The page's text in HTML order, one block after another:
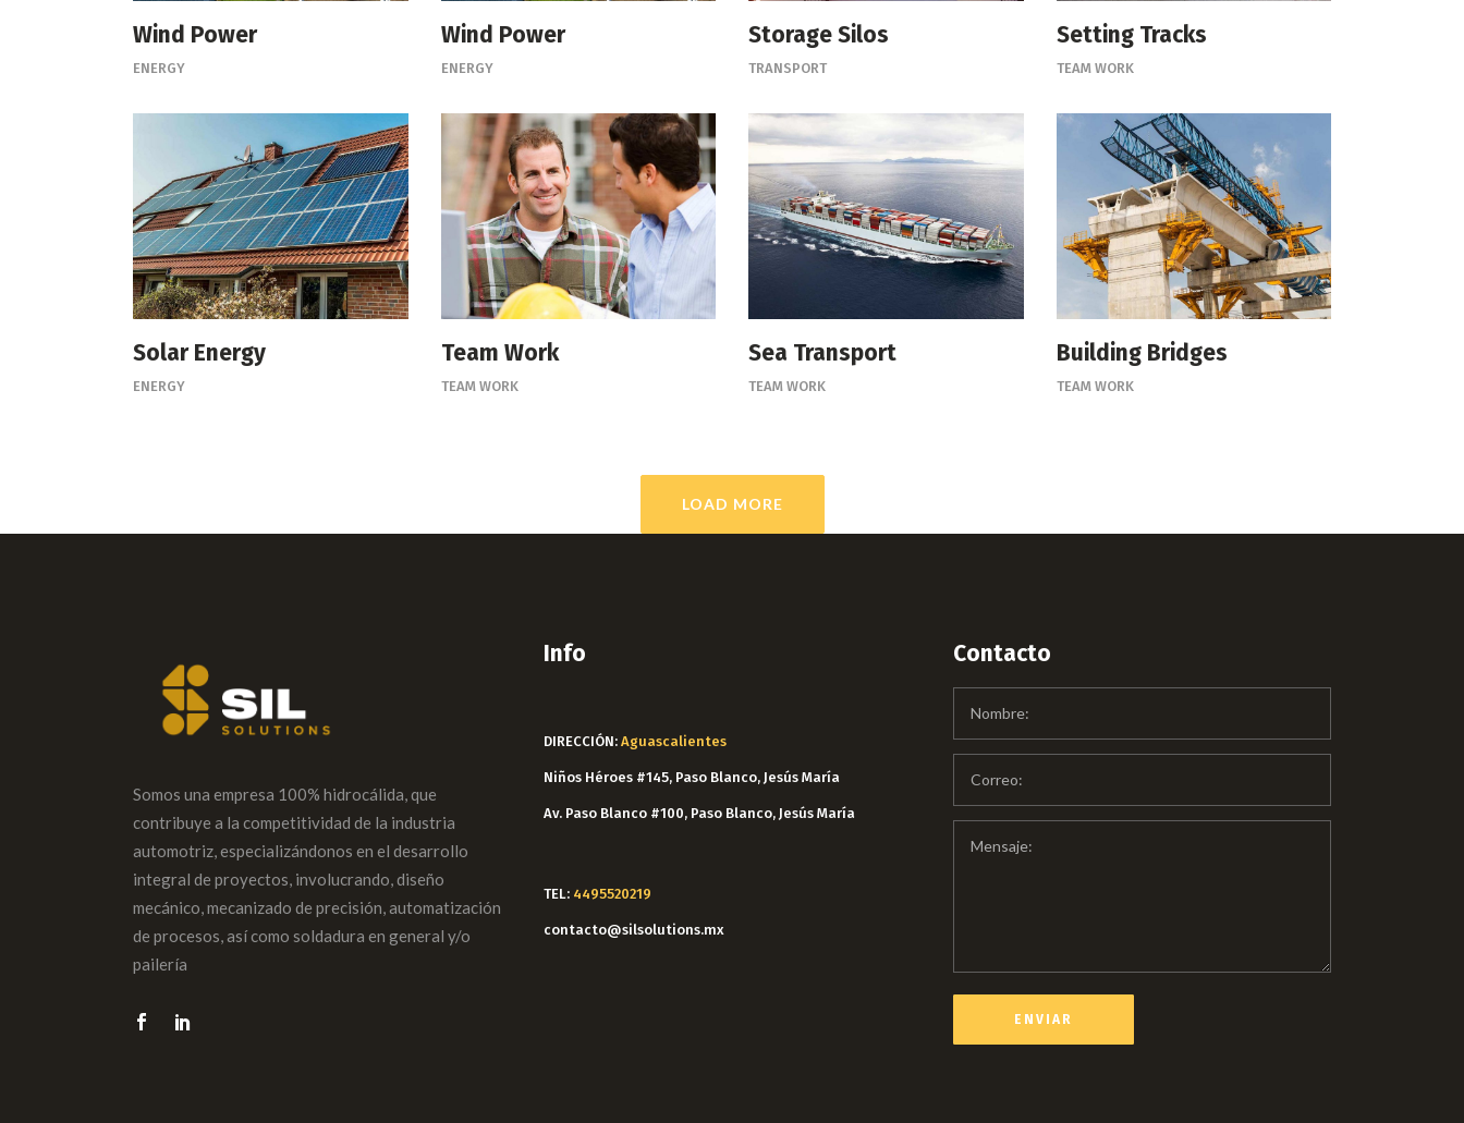
Wind Power
ENERGY
Wind Power
ENERGY
Storage Silos
TRANSPORT
Setting Tracks
TEAM WORK
Solar Energy
ENERGY
Team Work
TEAM WORK
Sea Transport
TEAM WORK
Building Bridges
TEAM WORK
LOAD MORE
Somos una empresa 100% hidrocálida, que
contribuye a la competitividad de la industria
automotriz, especializándonos en el desarrollo
integral de proyectos, involucrando, diseño
mecánico, mecanizado de precisión, automatización
de procesos, así como soldadura en general y/o
pailería
Info
DIRECCIÓN: Aguascalientes
Niños Héroes #145, Paso Blanco, Jesús María
Av. Paso Blanco #100, Paso Blanco, Jesús María
TEL: 4495520219
contacto@silsolutions.mx
Contacto